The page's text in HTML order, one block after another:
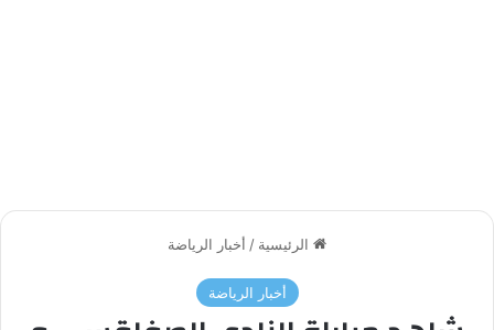
الرئيسية / أخبار الرياضة
أخبار الرياضة